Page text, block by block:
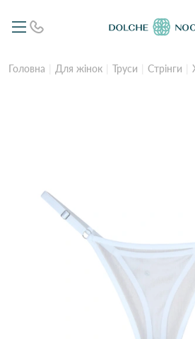
Головна Для жінок Труси Стрінги